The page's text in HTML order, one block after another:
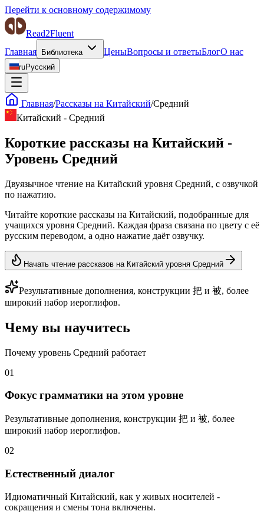
Перейти к основному содержимому
Read2Fluent
Главная
Библиотека ЦеныВопросы и ответыБлогО нас
ruРусский
Главная/Рассказы на Китайский/Средний
Китайский - Средний
Короткие рассказы на Китайский -
Уровень Средний
Двуязычное чтение на Китайский уровня Средний, с озвучкой
по нажатию.
Читайте короткие рассказы на Китайский, подобранные для
учащихся уровня Средний. Каждая фраза связана по цвету с её
русским переводом, а одно нажатие даёт озвучку.
Начать чтение рассказов на Китайский уровня Средний
Результативные дополнения, конструкции 把 и 被, более
широкий набор иероглифов.
Чему вы научитесь
Почему уровень Средний работает
01
Фокус грамматики на этом уровне
Результативные дополнения, конструкции 把 и 被, более
широкий набор иероглифов.
02
Естественный диалог
Идиоматичный Китайский, как у живых носителей -
сокращения и смены тона включены.